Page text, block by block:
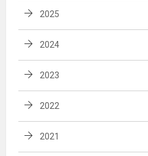
2025
2024
2023
2022
2021